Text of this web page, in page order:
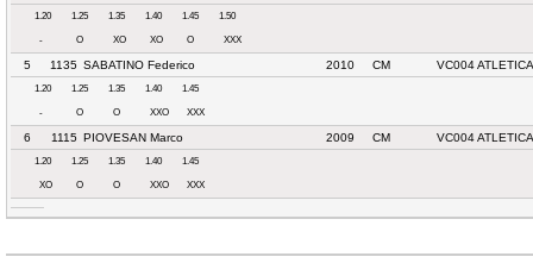
1.20 1.25 1.35 1.40 1.45 1.50
- O XO XO O XXX
5 1135 SABATINO Federico 2010 CM VC004
1.20 1.25 1.35 1.40 1.45
- O O XXO XXX
6 1115 PIOVESAN Marco 2009 CM VC004
1.20 1.25 1.35 1.40 1.45
XO O O XXO XXX